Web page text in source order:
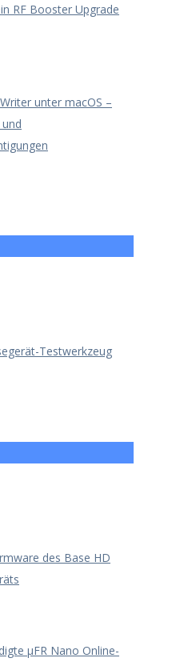
RF Booster Upgrade
unter macOS –
Testwerkzeug
des Base HD
μFR Nano Online-